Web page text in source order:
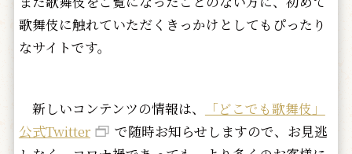
歌舞伎に触れていただくきっかけとしてもぴったり
なサイトです。
新しいコンテンツの情報は、
「どこでも歌舞伎」
公式Twitter
で随時お知らせしますので、お見逃